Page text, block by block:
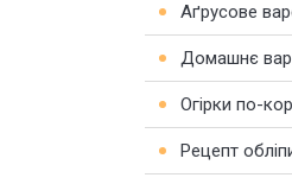
Аґрусове
Домашнє
Огірки по-
Рецепт